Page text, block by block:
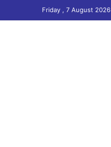
Friday , 7 August 2026